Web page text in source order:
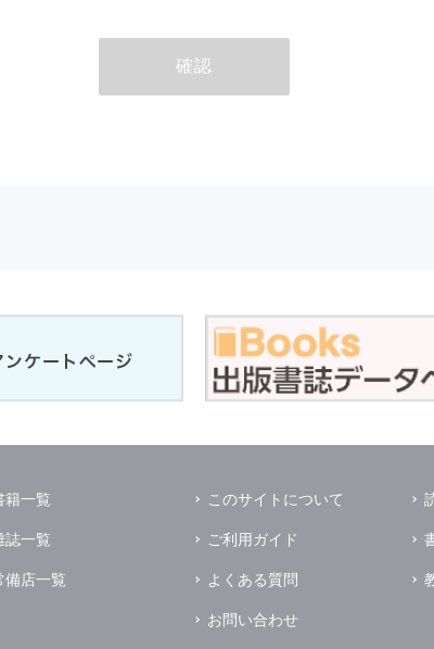
利用することがあります．
以外に，当社はお客様の個人情報利用することはありません．
する為，個人情報へのアクセス管理，持ち出し手段の制限，
全対策を講じるとともに，万一，漏洩等個人情報に関する事
監督を行います．
業者や個人などの第三者に提供および公開することはありま
ありません．
場合
を開示する場合．ただし，この場合に開示
確認
籍一覧
誌一覧
備店一覧
このサイトについて
ご利用ガイド
よくある質問
お問い合わせ